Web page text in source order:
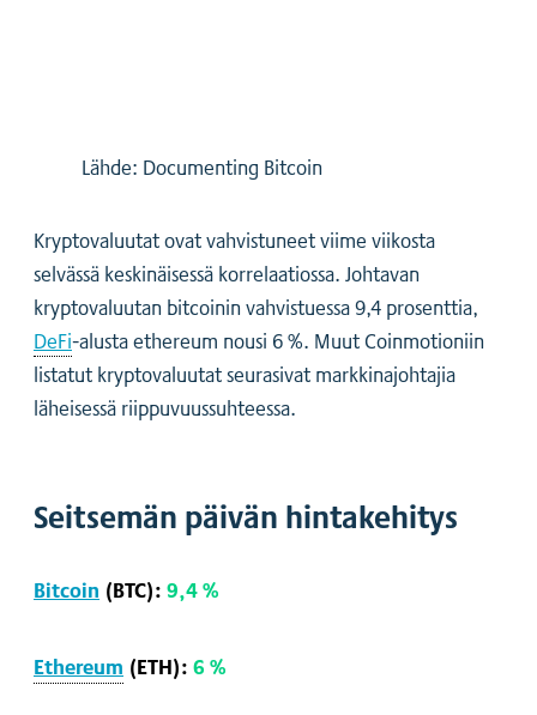
Lähde: Documenting Bitcoin
Kryptovaluutat ovat vahvistuneet viime viikosta
selvässä keskinäisessä korrelaatiossa. Johtavan
kryptovaluutan bitcoinin vahvistuessa 9,4 prosenttia,
DeFi-alusta ethereum nousi 6 %. Muut Coinmotioniin
listatut kryptovaluutat seurasivat markkinajohtajia
läheisessä riippuvuussuhteessa.
Seitsemän päivän hintakehitys
Bitcoin (BTC):9,4 %
Ethereum (ETH):6 %